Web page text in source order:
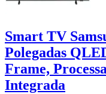
Smart TV
Polegadas
Frame,
Integrada